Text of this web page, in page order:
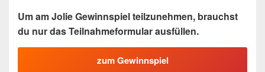
Um am Jolie Gewinnspiel teilzunehmen, brauchst
du nur das Teilnahmeformular ausfüllen.
zum Gewinnspiel